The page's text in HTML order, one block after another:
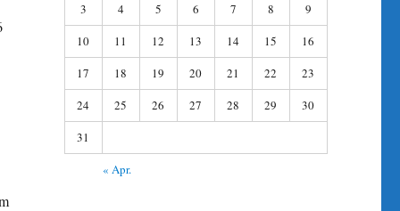
3
4 5 6 7 8
9
10
11 12 13 14 15
16
17
18 19 20 21 22
23
24
25 26 27 28 29
30
31
« Apr.